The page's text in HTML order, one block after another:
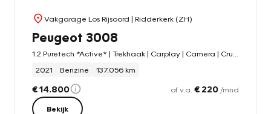
Vakgarage Los Rijsoord | Ridderkerk (ZH)
Peugeot 3008
2021
Benzine 137.056 km
€ 14.800 of v.a. € 220 /mnd
Bekijk